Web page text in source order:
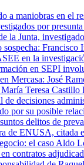
a maniobras en el
por
la Junta,
en la
en SEPI
Mercasa: José
Teresa Castillo
decisiones
por su posible
delitos de
de ENUSA, citada
el caso Aldo
contratos